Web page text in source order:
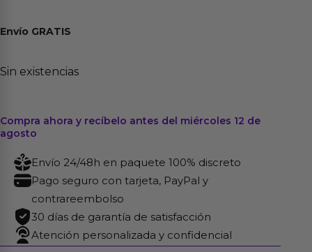
Envío GRATIS
Sin existencias
Compra ahora y recíbelo antes del miércoles 12 de
agosto
Envío 24/48h en paquete 100% discreto
Pago seguro con tarjeta, PayPal y
contrareembolso
30 días de garantía de satisfacción
Atención personalizada y confidencial